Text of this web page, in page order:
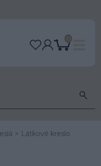
0
Látkové kreslo